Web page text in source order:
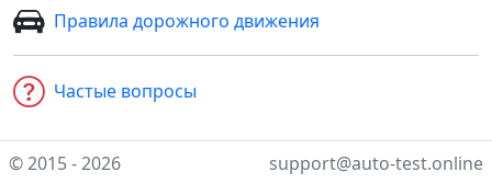
Правила дорожного движения
Частые вопросы
© 2015 - 2026 support@auto-test.online